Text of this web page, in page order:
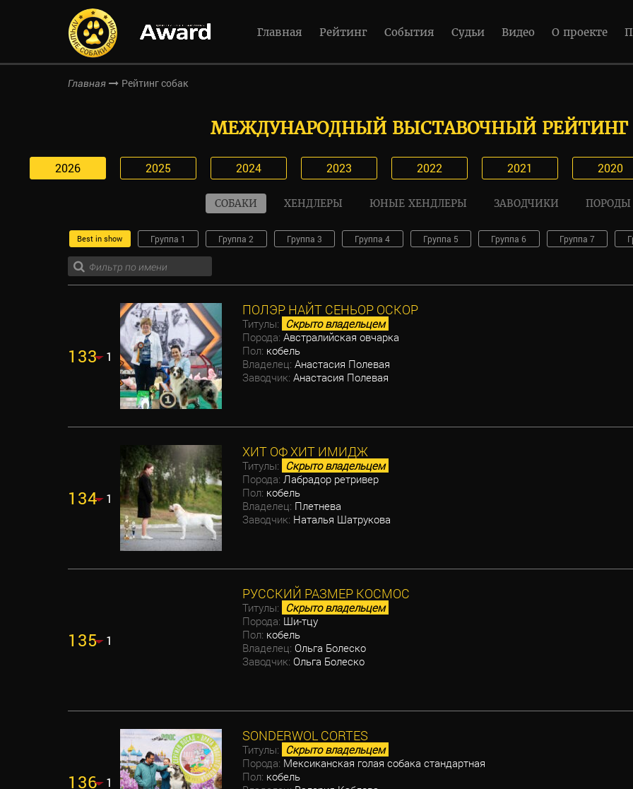
Главная Рейтинг События Судьи Видео О проекте
Главная Рейтинг собак
МЕЖДУНАРОДНЫЙ ВЫСТАВОЧНЫЙ РЕЙТИНГ
2026 2025 2024 2023 2022 2021 2020
СОБАКИ ХЕНДЛЕРЫ ЮНЫЕ ХЕНДЛЕРЫ ЗАВОДЧИКИ ПОРОДЫ
Best in show Группа 1 Группа 2 Группа 3 Группа 4 Группа 5 Группа 6 Группа 7
133 1
ПОЛЭР НАЙТ СЕНЬОР ОСКОР
Титулы: Скрыто владельцем
Порода: Австралийская овчарка
Пол: кобель
Владелец: Анастасия Полевая
Заводчик: Анастасия Полевая
134 1
ХИТ ОФ ХИТ ИМИДЖ
Титулы: Скрыто владельцем
Порода: Лабрадор ретривер
Пол: кобель
Владелец: Плетнева
Заводчик: Наталья Шатрукова
135 1
РУССКИЙ РАЗМЕР КОСМОС
Титулы: Скрыто владельцем
Порода: Ши-тцу
Пол: кобель
Владелец: Ольга Болеско
Заводчик: Ольга Болеско
136 1
SONDERWOL CORTES
Титулы: Скрыто владельцем
Порода: Мексиканская голая собака стандартная
Пол: кобель